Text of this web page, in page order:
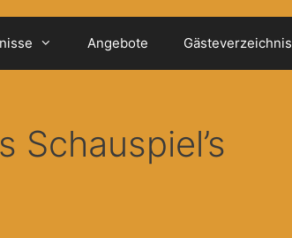
Angebote Gästeverzeichnis
Schauspiel’s